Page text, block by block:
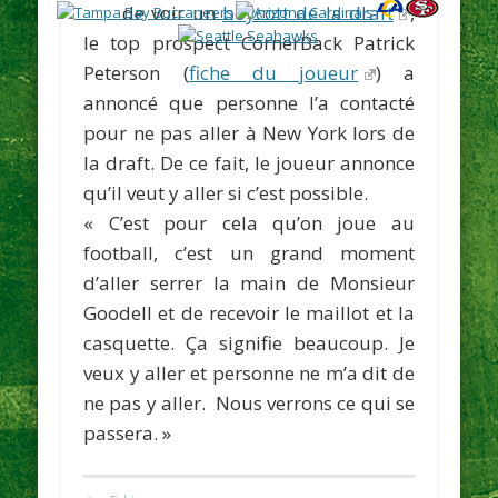
de voir unboycott de la draft
,
le top prospect CornerBack Patrick
Peterson (fiche du joueur
) a
annoncé que personne l’a contacté
pour ne pas aller à New York lors de
la draft. De ce fait, le joueur annonce
qu’il veut y aller si c’est possible.
« C’est pour cela qu’on joue au
football, c’est un grand moment
d’aller serrer la main de Monsieur
Goodell et de recevoir le maillot et la
casquette. Ça signifie beaucoup. Je
veux y aller et personne ne m’a dit de
ne pas y aller. Nous verrons ce qui se
passera. »